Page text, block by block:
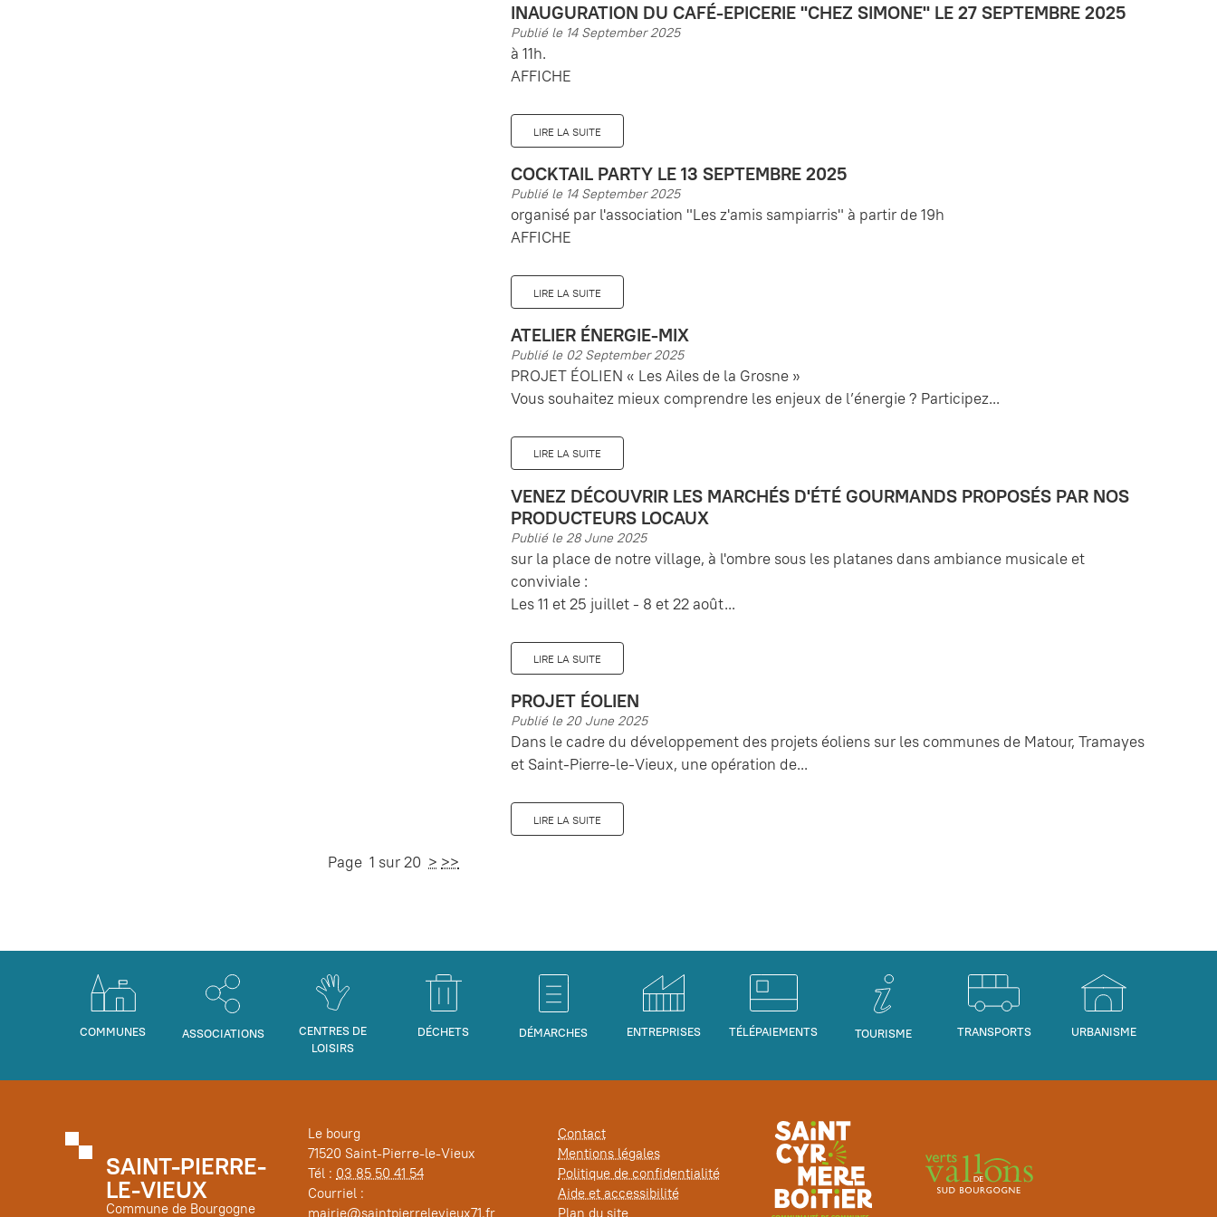
INAUGURATION DU CAFÉ-EPICERIE "CHEZ SIMONE" LE 27 SEPTEMBRE 2025
Publié le 14 September 2025
à 11h.
AFFICHE
LIRE LA SUITE
COCKTAIL PARTY LE 13 SEPTEMBRE 2025
Publié le 14 September 2025
organisé par l'association "Les z'amis sampiarris" à partir de 19h
AFFICHE
LIRE LA SUITE
ATELIER ÉNERGIE-MIX
Publié le 02 September 2025
PROJET ÉOLIEN « Les Ailes de la Grosne »
Vous souhaitez mieux comprendre les enjeux de l’énergie ? Participez...
LIRE LA SUITE
VENEZ DÉCOUVRIR LES MARCHÉS D'ÉTÉ GOURMANDS PROPOSÉS PAR NOS
PRODUCTEURS LOCAUX
Publié le 28 June 2025
sur la place de notre village, à l'ombre sous les platanes dans ambiance musicale et
conviviale :
Les 11 et 25 juillet - 8 et 22 août...
LIRE LA SUITE
PROJET ÉOLIEN
Publié le 20 June 2025
Dans le cadre du développement des projets éoliens sur les communes de Matour, Tramayes
et Saint-Pierre-le-Vieux, une opération de...
LIRE LA SUITE
Page 1 sur 20 > >>
COMMUNES ASSOCIATIONS
CENTRES DE
LOISIRS
DÉCHETS DÉMARCHES ENTREPRISES TÉLÉPAIEMENTS TOURISME TRANSPORTS URBANISME
SAINT-PIERRE-
LE-VIEUX
Commune de Bourgogne
Le bourg
71520 Saint-Pierre-le-Vieux
Tél : 03 85 50 41 54
Courriel :
mairie@saintpierrelevieux71.fr
Contact
Mentions légales
Politique de confidentialité
Aide et accessibilité
Plan du site